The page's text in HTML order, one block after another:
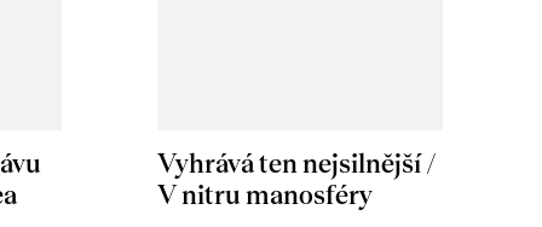
Vyhrává ten nejsilnější /
V nitru manosféry